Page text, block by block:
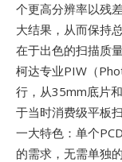
个更高分辨率以残
大结果，从而保持
在于出色的扫描质
柯达专业PIW（
行，从35mm底片
于当时消费级平板
一大特色：单个
的需求，无需单独